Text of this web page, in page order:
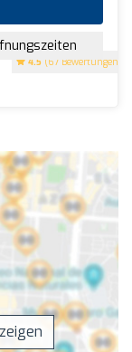
4.5 (67 Bewertungen)